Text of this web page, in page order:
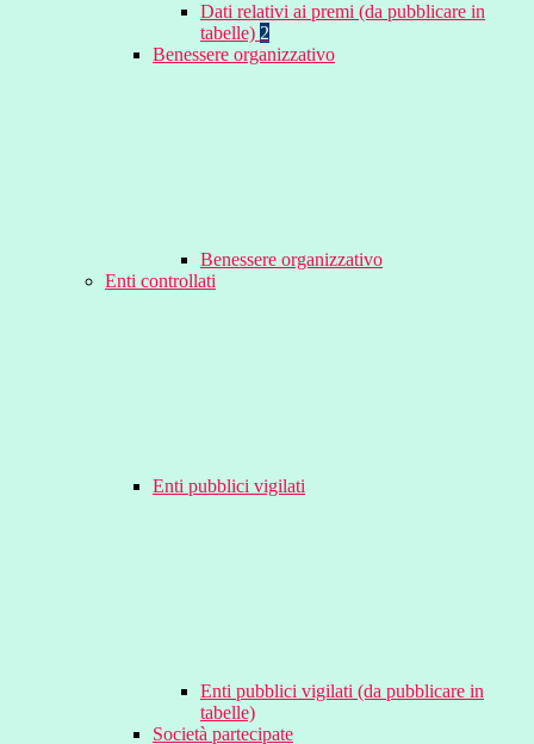
Dati relativi ai premi (da pubblicare in
tabelle) 2
Benessere organizzativo
Benessere organizzativo
Enti controllati
Enti pubblici vigilati
Enti pubblici vigilati (da pubblicare in
tabelle)
Società partecipate